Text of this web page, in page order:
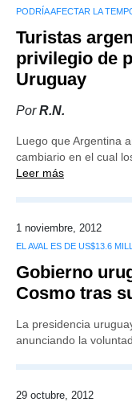
PODRÍA AFECTAR LA
Turistas
privilegio de
Uruguay
PorR.N.
Luego que Argentina
cambiario en el cual
Leer más
1 noviembre, 2012
EL AVAL ES DE US$13.6
Gobierno
Cosmo tras
La presidencia
anunciando la
29 octubre, 2012